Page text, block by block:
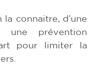
connaitre, d’une
une prévention
pour limiter la